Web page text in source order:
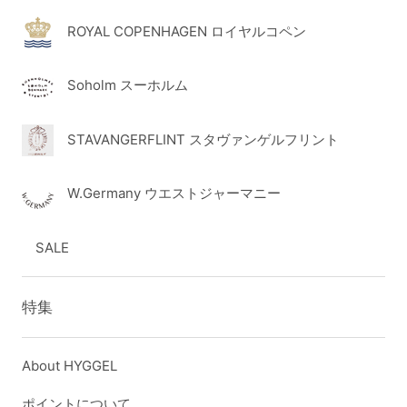
ROYAL COPENHAGEN ロイヤルコペン
Soholm スーホルム
STAVANGERFLINT スタヴァンゲルフリント
W.Germany ウエストジャーマニー
SALE
特集
About HYGGEL
ポイントについて